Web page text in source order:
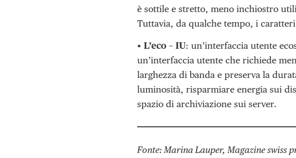
è sottile e stretto, meno inchiostro
Tuttavia, da qualche tempo, i
• L’eco – IU: un’interfaccia utente
un’interfaccia utente che richiede
larghezza di banda e preserva la
luminosità, risparmiare energia sui
spazio di archiviazione sui server.
Fonte: Marina Lauper, Magazine swiss